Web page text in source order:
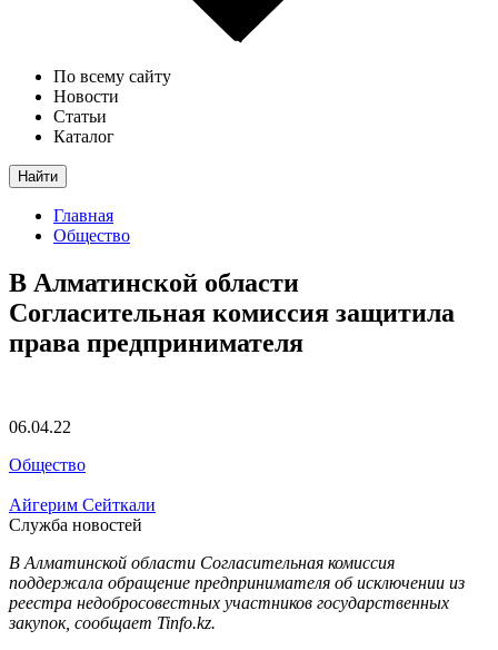
По всему сайту
Новости
Статьи
Каталог
Найти
Главная
Общество
В Алматинской области
Согласительная комиссия защитила
права предпринимателя
06.04.22
Общество
Айгерим Сейткали
Служба новостей
В Алматинской области Согласительная комиссия
поддержала обращение предпринимателя об исключении из
реестра недобросовестных участников государственных
закупок, сообщает Tinfo.kz.